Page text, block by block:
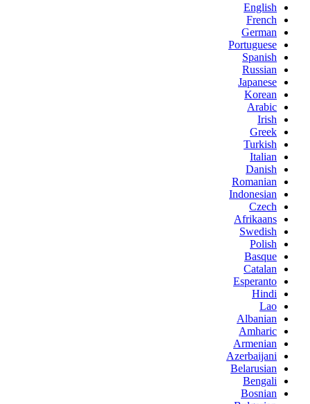
English
French
German
Portuguese
Spanish
Russian
Japanese
Korean
Arabic
Irish
Greek
Turkish
Italian
Danish
Romanian
Indonesian
Czech
Afrikaans
Swedish
Polish
Basque
Catalan
Esperanto
Hindi
Lao
Albanian
Amharic
Armenian
Azerbaijani
Belarusian
Bengali
Bosnian